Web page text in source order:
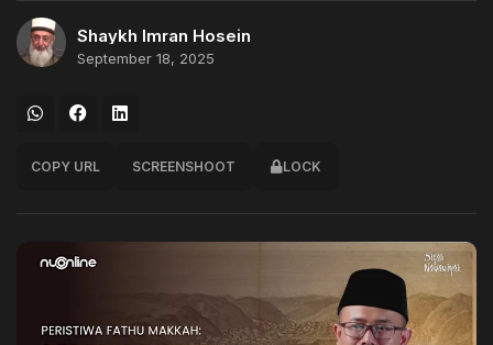
Shaykh Imran Hosein
September 18, 2025
COPY URL SCREENSHOOT LOCK